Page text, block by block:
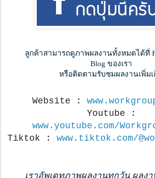
ลูกค้าสามารถดูภาพผลงานทั้งหมดได้ที่
Blog ของเรา
หรือติดตามรับชมผลงานเพิ่ม
Website :
Youtube :
www.youtube.com/
Tiktok : www.tiktok.com/
เราอัพเดทภาพผลงานทุกวัน ผลง